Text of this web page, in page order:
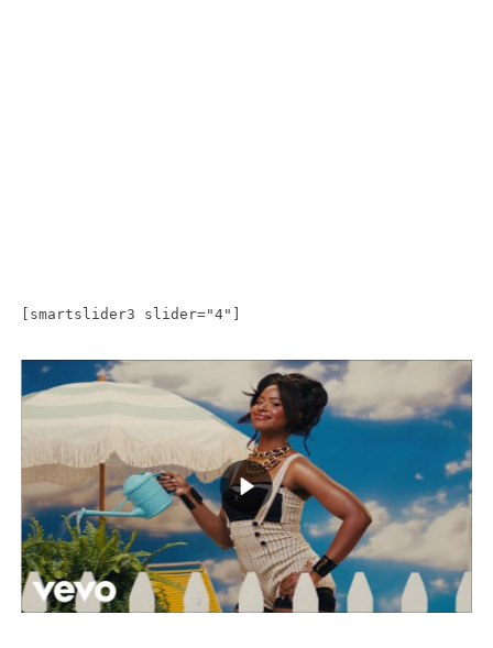
[smartslider3 slider="4"]